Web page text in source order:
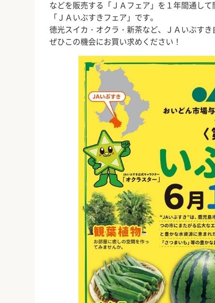
などを販売する「ＪＡフェア」を１年間通し
「ＪＡいぶすきフェア」です。
徳光スイカ・オクラ・新茶など、ＪＡいぶすき
ぜひこの機会にお買い求めください！